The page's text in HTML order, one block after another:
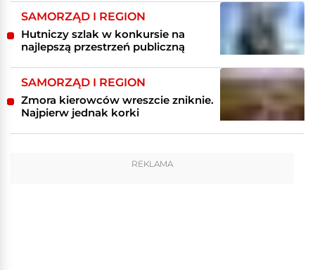
SAMORZĄD I REGION
Hutniczy szlak w konkursie na
najlepszą przestrzeń publiczną
SAMORZĄD I REGION
Zmora kierowców wreszcie zniknie.
Najpierw jednak korki
REKLAMA